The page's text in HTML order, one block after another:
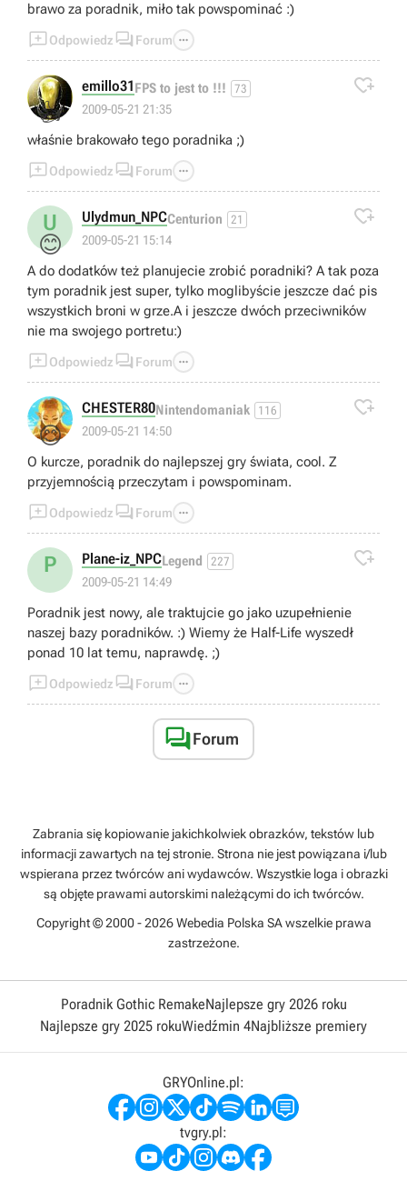
brawo za poradnik, miło tak powspominać :)
Odpowiedz  Forum 
👍
emillo31FPS to jest to !!! 73
2009-05-21 21:35

właśnie brakowało tego poradnika ;)
Odpowiedz  Forum 
U
😊
Ulydmun_NPCCenturion 21
2009-05-21 15:14

A do dodatków też planujecie zrobić poradniki? A tak poza
tym poradnik jest super, tylko moglibyście jeszcze dać pis
wszystkich broni w grze.A i jeszcze dwóch przeciwników
nie ma swojego portretu:)
Odpowiedz  Forum 
😊
CHESTER80Nintendomaniak 116
2009-05-21 14:50

O kurcze, poradnik do najlepszej gry świata, cool. Z
przyjemnością przeczytam i powspominam.
Odpowiedz  Forum 
P Plane-iz_NPCLegend 227
2009-05-21 14:49

Poradnik jest nowy, ale traktujcie go jako uzupełnienie
naszej bazy poradników. :) Wiemy że Half-Life wyszedł
ponad 10 lat temu, naprawdę. ;)
Odpowiedz  Forum 
Forum
Zabrania się kopiowanie jakichkolwiek obrazków, tekstów lub
informacji zawartych na tej stronie. Strona nie jest powiązana i/lub
wspierana przez twórców ani wydawców. Wszystkie loga i obrazki
są objęte prawami autorskimi należącymi do ich twórców.
Copyright © 2000 - 2026 Webedia Polska SA wszelkie prawa
zastrzeżone.
Poradnik Gothic RemakeNajlepsze gry 2026 roku
Najlepsze gry 2025 rokuWiedźmin 4Najbliższe premiery
GRYOnline.pl:
tvgry.pl: